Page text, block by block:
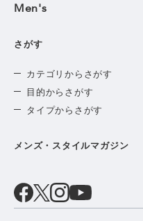
Men's
さがす
カテゴリからさがす
目的からさがす
タイプからさがす
メンズ・スタイルマガジン